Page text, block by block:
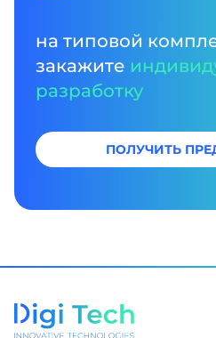
на типовой
закажите
разработку
ПОЛУЧИТЬ